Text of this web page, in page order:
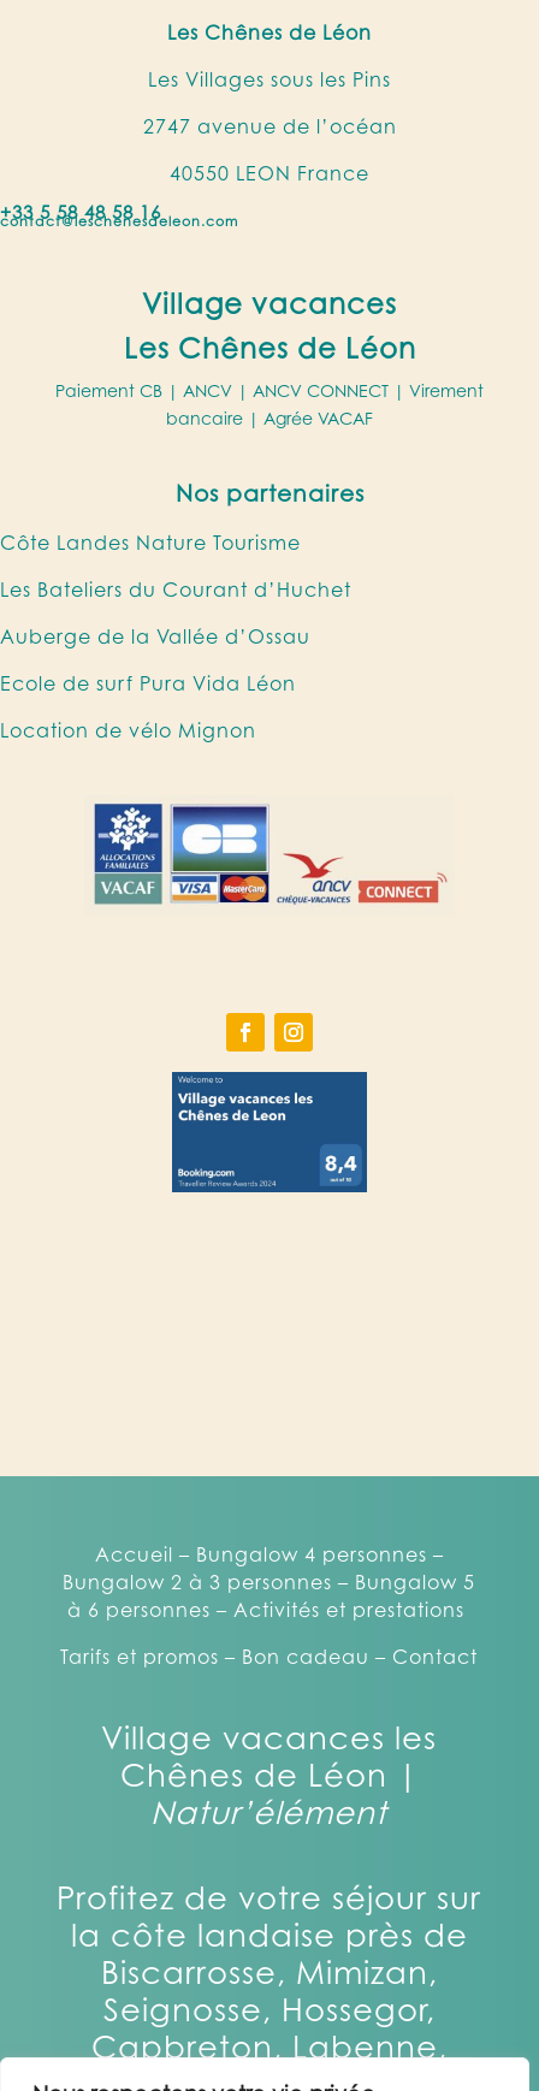
Les Chênes de Léon
Les Villages sous les Pins
2747 avenue de l’océan
40550 LEON France
+33 5 58 48 58 16
contact@leschenesdeleon.com
Village vacances
Les Chênes de Léon
Paiement CB | ANCV ANCV CONNECT
| Virement
bancaire | Agrée VACAF
Nos partenaires
Côte Landes Nature Tourisme
Les Bateliers du Courant d’Huchet
Auberge de la Vallée d’Ossau
Ecole de surf Pura Vida Léon
Location de vélo Mignon
Accueil – Bungalow 4 personnes –
Bungalow 2 à 3 personnes – Bungalow 5
à 6 personnes –Activités et prestations
Tarifs et promos – Bon cadeau – Contact
Village vacances les
Chênes de Léon |
Natur’élément
Profitez de votre séjour sur
la côte landaise près de
Biscarrosse, Mimizan,
Seignosse, Hossegor,
Capbreton, Labenne,